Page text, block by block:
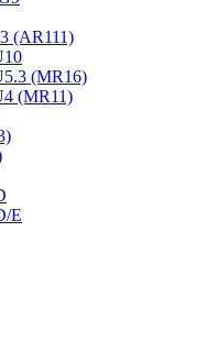
(AR111)
(MR16)
(MR11)
E